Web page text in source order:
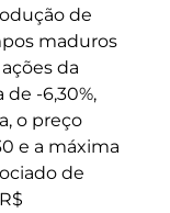
de
maduros
da
-6,30%,
o preço
e a máxima
de